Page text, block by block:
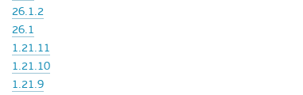
26.1.2
26.1
1.21.11
1.21.10
1.21.9